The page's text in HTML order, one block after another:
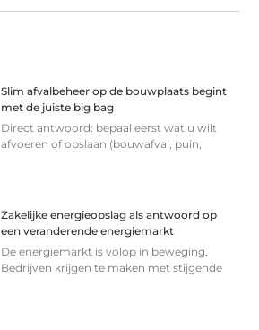
Slim afvalbeheer op de bouwplaats begint
met de juiste big bag
Direct antwoord: bepaal eerst wat u wilt
afvoeren of opslaan (bouwafval, puin,
Zakelijke energieopslag als antwoord op
een veranderende energiemarkt
De energiemarkt is volop in beweging.
Bedrijven krijgen te maken met stijgende